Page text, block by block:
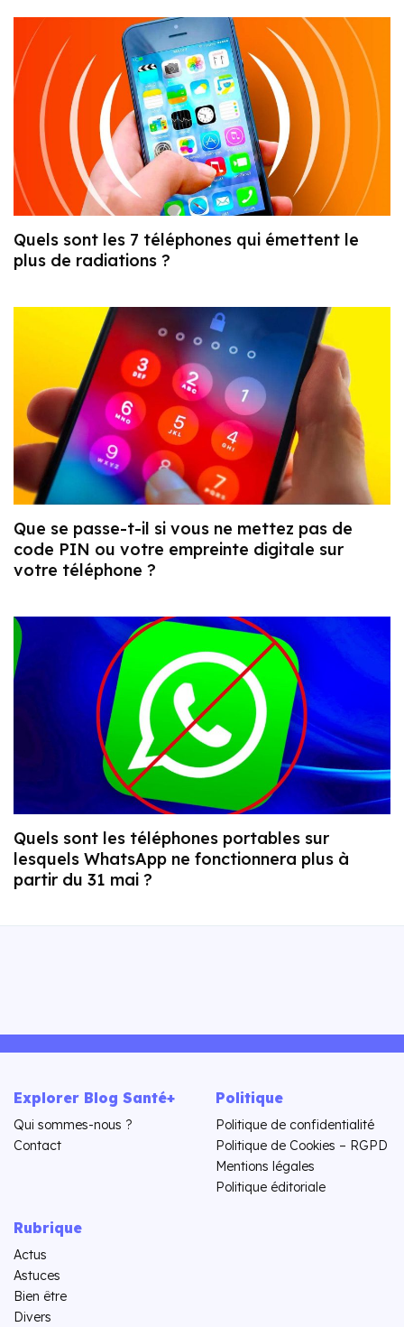
Quels sont les 7 téléphones qui émettent le
plus de radiations ?
Que se passe-t-il si vous ne mettez pas de
code PIN ou votre empreinte digitale sur
votre téléphone ?
Quels sont les téléphones portables sur
lesquels WhatsApp ne fonctionnera plus à
partir du 31 mai ?
Explorer Blog Santé+
Qui sommes-nous ?
Contact
Politique
Politique de confidentialité
Politique de Cookies – RGPD
Mentions légales
Politique éditoriale
Rubrique
Actus
Astuces
Bien être
Divers